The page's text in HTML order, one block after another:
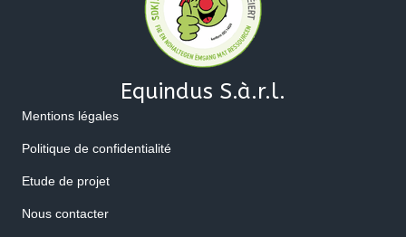
Equindus S.à.r.l.
Mentions légales
Politique de confidentialité
Etude de projet
Nous contacter